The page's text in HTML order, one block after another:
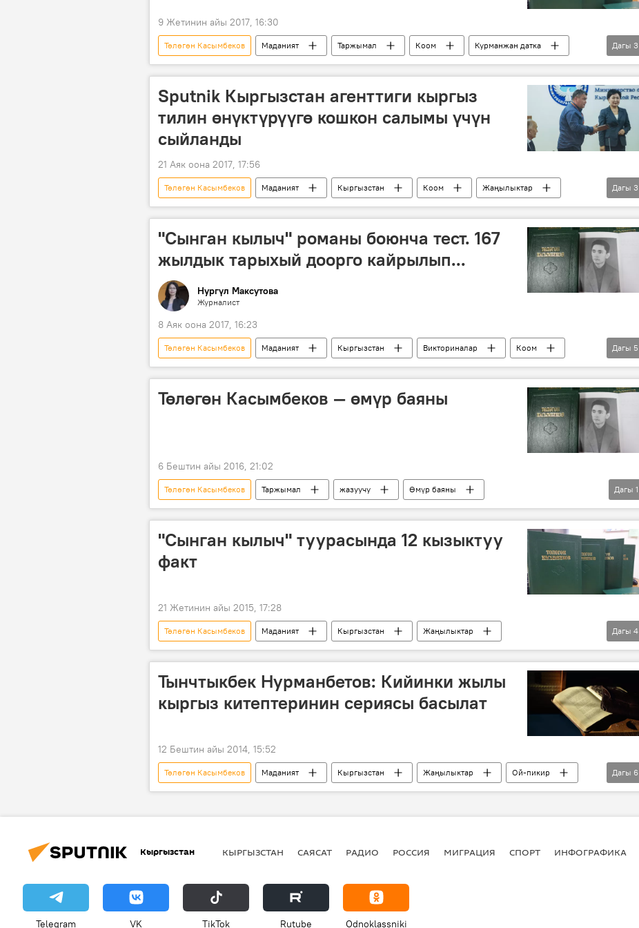
9 Жетинин айы 2017, 16:30
Төлөгөн Касымбеков Маданият Таржымал Коом
Курманжан датка
китеп
роман "Сынган кылыч" тарыхый романы
Дагы 3
Sputnik Кыргызстан агенттиги кыргыз
тилин өнүктүрүүгө кошкон салымы үчүн
сыйланды
21 Аяк оона 2017, 17:56
Төлөгөн Касымбеков Маданият Кыргызстан Коом
Жаңылыктар
Sputnik Кыргызстан
мамлекеттик тил "Сынган кылыч" тарыхый романы
Дагы 3
"Сынган кылыч" романы боюнча тест. 167
жылдык тарыхый доорго кайрылып...
Нургүл Максутова
Журналист
8 Аяк оона 2017, 16:23
Төлөгөн Касымбеков Маданият Кыргызстан Викториналар
Коом
Жаңылыктар
адабият чыгарма
"Сынган кылыч" тарыхый романы
Дагы 5
Төлөгөн Касымбеков — өмүр баяны
6 Бештин айы 2016, 21:02
Төлөгөн Касымбеков Таржымал жазуучу
Өмүр баяны
"Сынган кылыч" тарыхый романы
Дагы 1
"Сынган кылыч" туурасында 12 кызыктуу
факт
21 Жетинин айы 2015, 17:28
Төлөгөн Касымбеков Маданият Кыргызстан
Жаңылыктар
"Сынган кылыч" тарыхый романы
чыгарма
роман
Дагы 4
Тынчтыкбек Нурманбетов: Кийинки жылы
кыргыз китептеринин сериясы басылат
12 Бештин айы 2014, 15:52
Төлөгөн Касымбеков Маданият Кыргызстан Жаңылыктар
Ой-пикир
Алмазбек Атамбаев
Чыңгыз Айтматов Мукан Асаналиев
Салижан Жигитов
Дагы 6
Кыргызстан КЫРГЫЗСТАН САЯСАТ РАДИО РОССИЯ МИГРАЦИЯ СПОРТ ИНФОГРАФИКА
Telegram VK ТikТоk Rutube Odnoklassniki